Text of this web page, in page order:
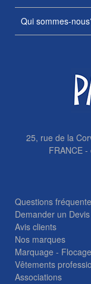
Qui sommes-
25, rue de la
FRANCE -
Questions
Demander un Devis
Avis clients
Nos marques
Marquage -
Vêtements
Associations